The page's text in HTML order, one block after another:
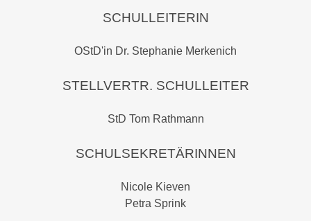
SCHULLEITERIN
OStD'in Dr. Stephanie Merkenich
STELLVERTR. SCHULLEITER
StD Tom Rathmann
SCHULSEKRETÄRINNEN
Nicole Kieven
Petra Sprink